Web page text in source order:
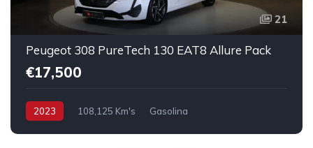
21
Peugeot 308 PureTech 130 EAT8 Allure Pack
€17,500
2023 108,125 Km's Gasolina